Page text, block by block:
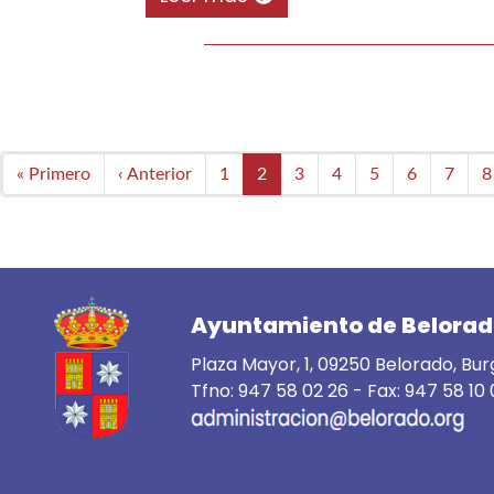
Paginación
Primera
página
« Primero
Página
anterior
‹ Anterior Page
1
Página
actual
2 Page
3 Page
4 Page
5 Page
6 Page
7 8
Ayuntamiento de
Plaza Mayor, 1, 09250 Belorado,
Tfno: 947 58 02 26 - Fax: 947 58 10